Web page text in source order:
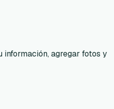
agregar fotos y